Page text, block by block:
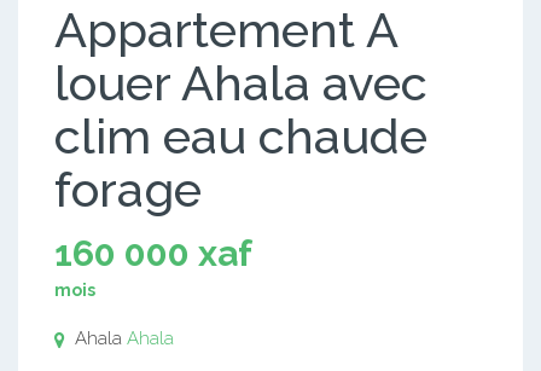
Appartement A
louer Ahala avec
clim eau chaude
forage
160 000 xaf
mois
Ahala Ahala